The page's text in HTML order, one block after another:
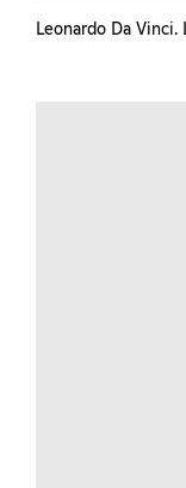
Leonardo Da Vinci.